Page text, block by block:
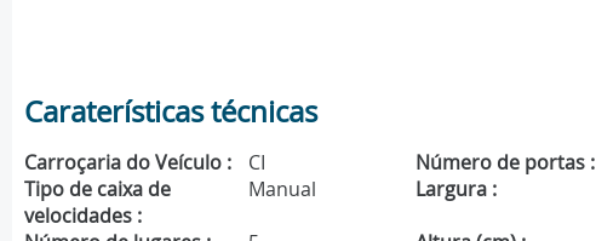
Caraterísticas técnicas
Carroçaria do Veículo : CI Número de portas :
Tipo de caixa de
velocidades :
Manual Largura :